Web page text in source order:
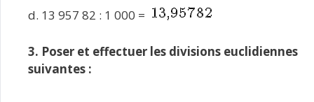
d. 13 957 82 : 1 000 =
3. Poser et effectuer les divisions euclidiennes
suivantes :